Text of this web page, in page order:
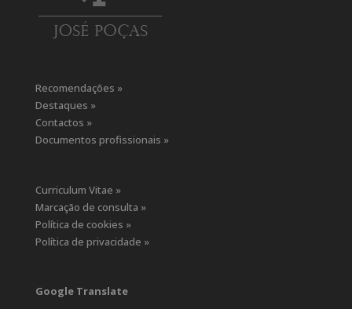
Recomendações »
Destaques »
Contactos »
Documentos profissionais »
Curriculum Vitae »
Marcação de consulta »
Política de cookies »
Política de privacidade »
Google Translate